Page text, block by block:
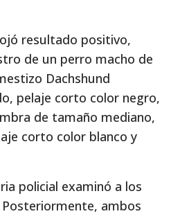
resultado positivo,
de un perro macho de
Dachshund
pelaje corto color negro,
de tamaño mediano,
corto color blanco y
policial examinó a los
ambos